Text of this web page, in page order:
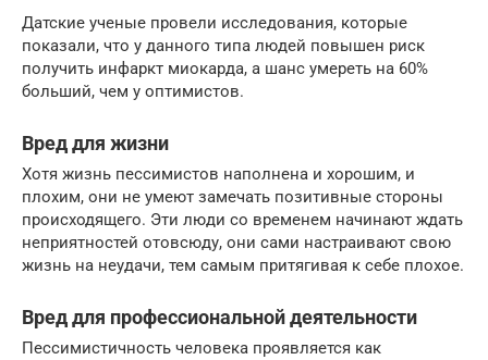
Датские ученые провели исследования, которые
показали, что у данного типа людей повышен риск
получить инфаркт миокарда, а шанс умереть на 60%
больший, чем у оптимистов.
Вред для жизни
Хотя жизнь пессимистов наполнена и хорошим, и
плохим, они не умеют замечать позитивные стороны
происходящего. Эти люди со временем начинают ждать
неприятностей отовсюду, они сами настраивают свою
жизнь на неудачи, тем самым притягивая к себе плохое.
Вред для профессиональной деятельности
Пессимистичность человека проявляется как